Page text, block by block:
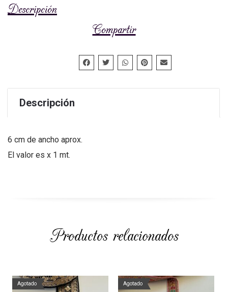
Descripción
Compartir
Descripción
6 cm de ancho aprox.
El valor es x 1 mt.
Productos relacionados
Agotado Agotado